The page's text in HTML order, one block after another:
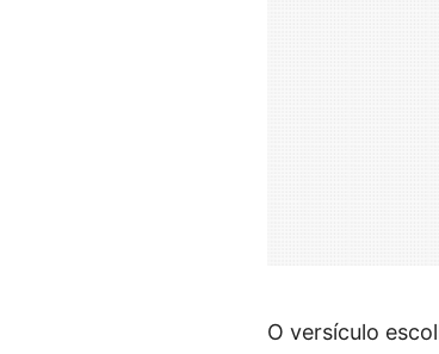
O versículo